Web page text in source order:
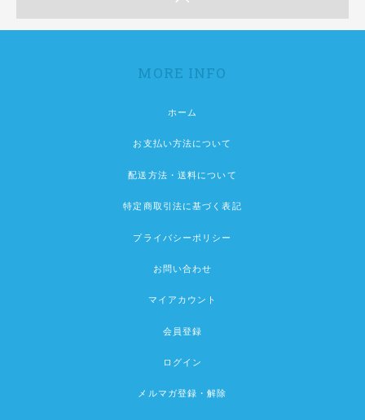
MORE INFO
ホーム
お支払い方法について
配送方法・送料について
特定商取引法に基づく表記
プライバシーポリシー
お問い合わせ
マイアカウント
会員登録
ログイン
メルマガ登録・解除